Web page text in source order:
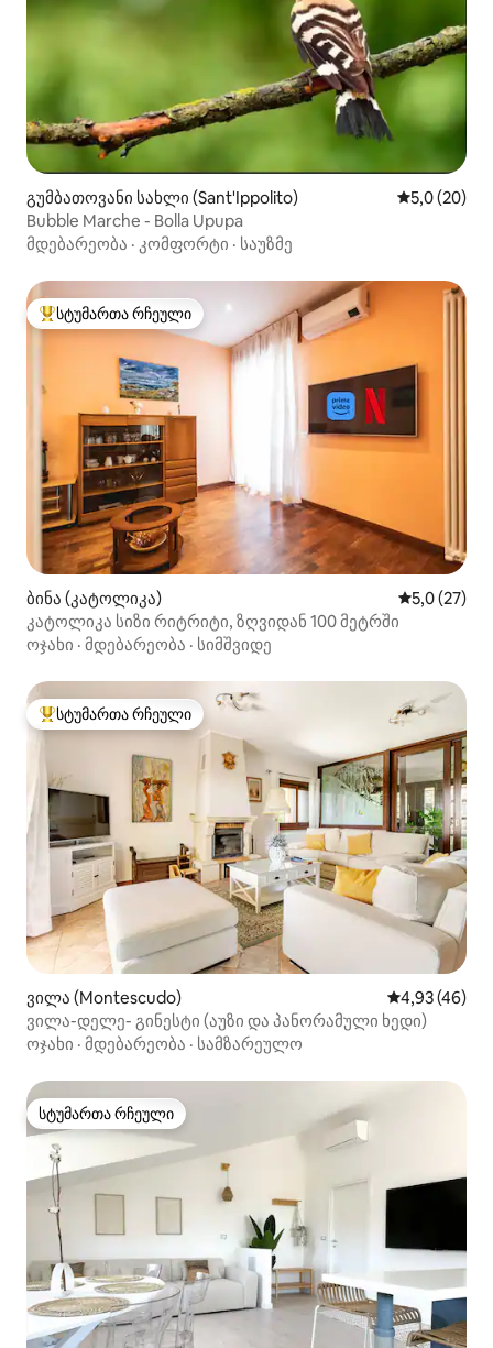
გუმბათოვანი სახლი (Sant'Ippolito) საშუალო
5,0 (20)
Bubble Marche - Bolla Upupa
მდებარეობა · კომფორტი · საუზმე
სტუმართა რჩეული მოწინავე ვარიანტი
სტუმართა რჩეული
ბინა (კატოლიკა) საშუალო
5,0 (27)
კატოლიკა სიზი რიტრიტი, ზღვიდან 100 მეტრში
ოჯახი · მდებარეობა · სიმშვიდე
სტუმართა რჩეული მოწინავე ვარიანტი
სტუმართა რჩეული
ვილა (Montescudo) საშუალო
4,93 (46)
ვილა-დელე- გინესტი (აუზი და პანორამული ხედი)
ოჯახი · მდებარეობა · სამზარეულო
სტუმართა რჩეული
სტუმართა რჩეული